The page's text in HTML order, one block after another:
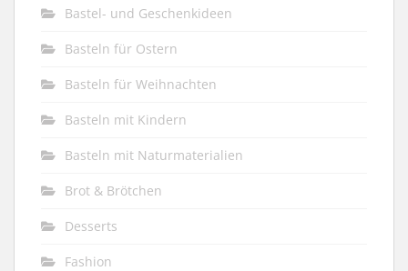
Bastel- und Geschenkideen
Basteln für Ostern
Basteln für Weihnachten
Basteln mit Kindern
Basteln mit Naturmaterialien
Brot & Brötchen
Desserts
Fashion